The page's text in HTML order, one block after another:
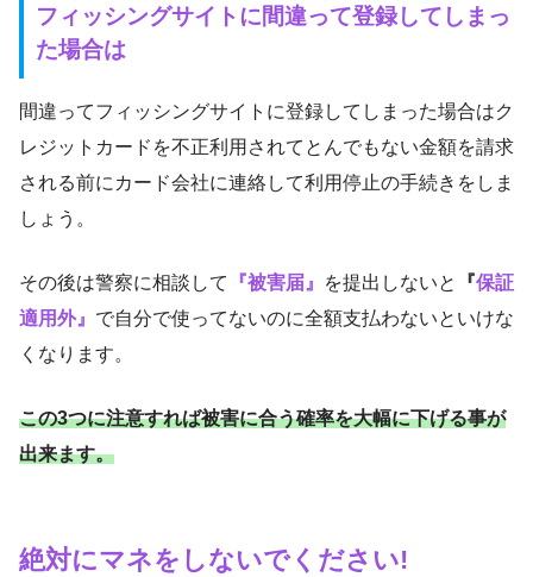
フィッシングサイトに間違って登録してしまっ
た場合は
間違ってフィッシングサイトに登録してしまった場合はク
レジットカードを不正利用されてとんでもない金額を請求
される前にカード会社に連絡して利用停止の手続きをしま
しょう。
その後は警察に相談して 『被害届』 を提出しないと 『保証
適用外』 で自分で使ってないのに全額支払わないといけな
くなります。
この3つに注意すれば被害に合う確率を大幅に下げる事が
出来ます。
絶対にマネをしないでください!